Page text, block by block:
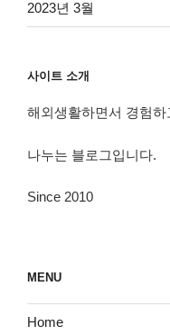
2023년 3월
사이트 소개
해외생활하면서 경험
나누는 블로그입니다.
Since 2010
MENU
Home